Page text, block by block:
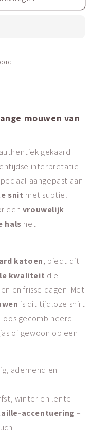
mouwen van
gekaard
interpretatie
aangepast aan
snit met subtiel
een vrouwelijk
hals het
katoen, biedt dit
kwaliteit die
en frisse dagen. Met
is dit tijdloze shirt
gecombineerd
of gewoon op een
ademend en
winter en lente
accentuering –